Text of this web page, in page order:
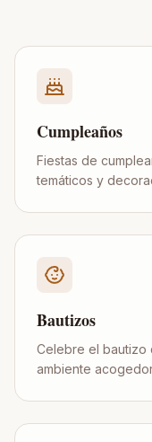
Cumpleaños
Fiestas de
temáticos y
Bautizos
Celebre el bautizo
ambiente